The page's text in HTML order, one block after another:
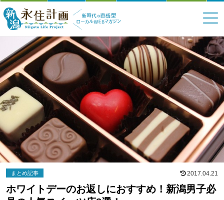
まとめ記事 2017.04.21
ホワイトデーのお返しにおすすめ！新潟男子必